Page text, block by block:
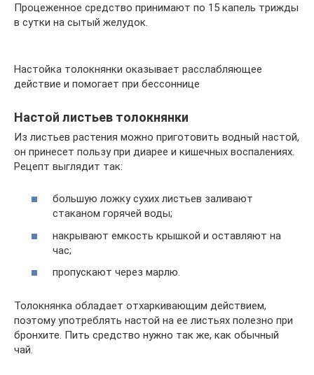
Процеженное средство принимают по 15 капель трижды
в сутки на сытый желудок.
Настойка толокнянки оказывает расслабляющее
действие и помогает при бессоннице
Настой листьев толокнянки
Из листьев растения можно приготовить водный настой,
он принесет пользу при диарее и кишечных воспалениях.
Рецепт выглядит так:
большую ложку сухих листьев заливают
стаканом горячей воды;
накрывают емкость крышкой и оставляют на
час;
пропускают через марлю.
Толокнянка обладает отхаркивающим действием,
поэтому употреблять настой на ее листьях полезно при
бронхите. Пить средство нужно так же, как обычный
чай.